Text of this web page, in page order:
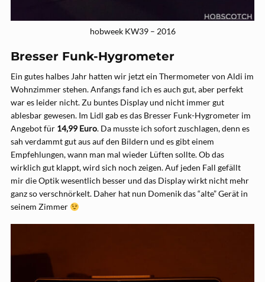
hobweek KW39 – 2016
Bresser Funk-Hygrometer
Ein gutes halbes Jahr hatten wir jetzt ein Thermometer von Aldi im
Wohnzimmer stehen. Anfangs fand ich es auch gut, aber perfekt
war es leider nicht. Zu buntes Display und nicht immer gut
ablesbar gewesen. Im Lidl gab es das Bresser Funk-Hygrometer im
Angebot für 14,99 Euro. Da musste ich sofort zuschlagen, denn es
sah verdammt gut aus auf den Bildern und es gibt einem
Empfehlungen, wann man mal wieder Lüften sollte. Ob das
wirklich gut klappt, wird sich noch zeigen. Auf jeden Fall gefällt
mir die Optik wesentlich besser und das Display wirkt nicht mehr
ganz so verschnörkelt. Daher hat nun Domenik das “alte” Gerät in
seinem Zimmer